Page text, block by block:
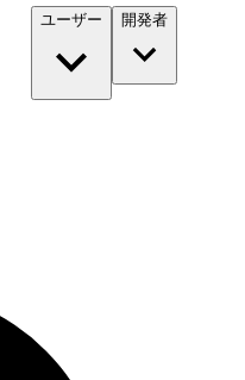
ユーザー 開発者​